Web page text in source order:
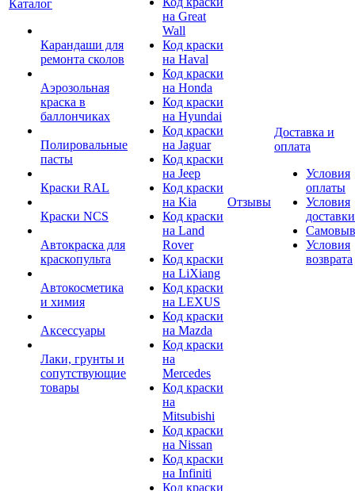
Каталог
Карандаши для
ремонта сколов
Аэрозольная
краска в
баллончиках
Полировальные
пасты
Краски RAL
Краски NCS
Автокраска для
краскопульта
Автокосметика
и химия
Аксессуары
Лаки, грунты и
сопутствующие
товары
на Great
Wall
Код краски
на Haval
Код краски
на Honda
Код краски
на Hyundai
Код краски
на Jaguar
Код краски
на Jeep
Код краски
на Kia
Код краски
на Land
Rover
Код краски
на LiXiang
Код краски
на LEXUS
Код краски
на Mazda
Код краски
на
Mercedes
Код краски
на
Mitsubishi
Код краски
на Nissan
Код краски
на Infiniti
Код краски
Отзывы
Доставка и
оплата
Условия
оплаты
Условия
доставки
Условия
возврата